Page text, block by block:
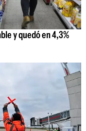
y quedó en 4,3%